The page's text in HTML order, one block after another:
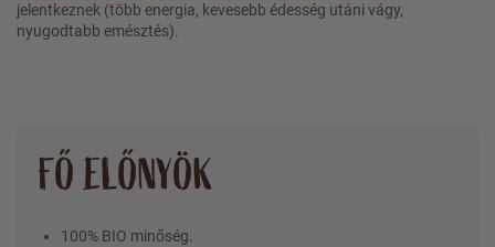
jelentkeznek (több energia, kevesebb édesség utáni vágy,
nyugodtabb emésztés).
FŐ ELŐNYÖK
100% BIO minőség.